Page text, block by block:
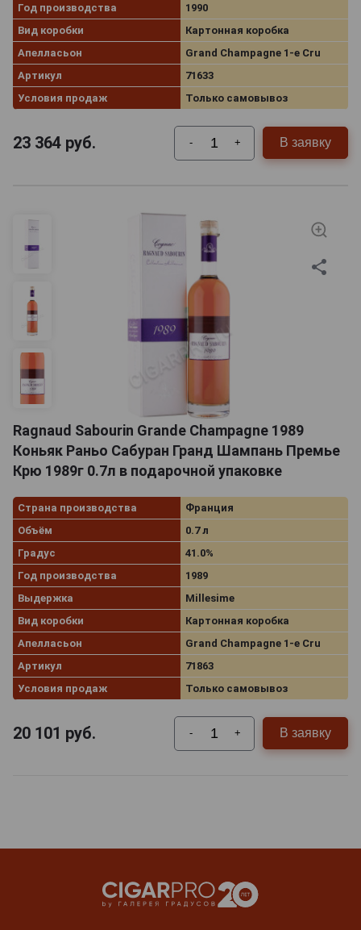
Год производства
1990
Вид коробки
Картонная коробка
Апелласьон
Grand Champagne 1-e Cru
Артикул
71633
Условия продаж
Только самовывоз
23 364 руб. - + В заявку
Ragnaud Sabourin Grande Champagne 1989
Коньяк Раньо Сабуран Гранд Шампань Премье
Крю 1989г 0.7л в подарочной упаковке
Страна производства
Франция
Объём
0.7 л
Градус
41.0%
Год производства
1989
Выдержка
Millesime
Вид коробки
Картонная коробка
Апелласьон
Grand Champagne 1-e Cru
Артикул
71863
Условия продаж
Только самовывоз
20 101 руб. - + В заявку